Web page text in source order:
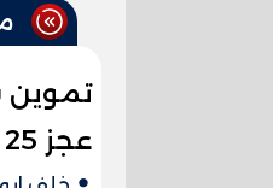
تموين
عجز 25 طنًا بفرع جملة الأرياف بطهطا